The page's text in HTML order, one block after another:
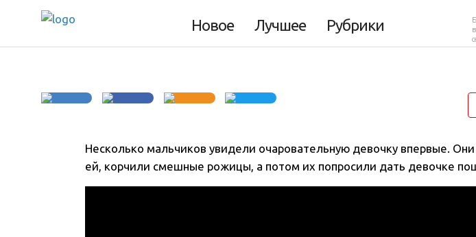
Новое Лучшее Рубрики
Несколько мальчиков увидели очаровательную девочку впервые.
ей, корчили смешные рожицы, а потом их попросили дать девочке